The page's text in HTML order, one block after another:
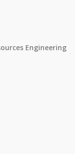
Engineering